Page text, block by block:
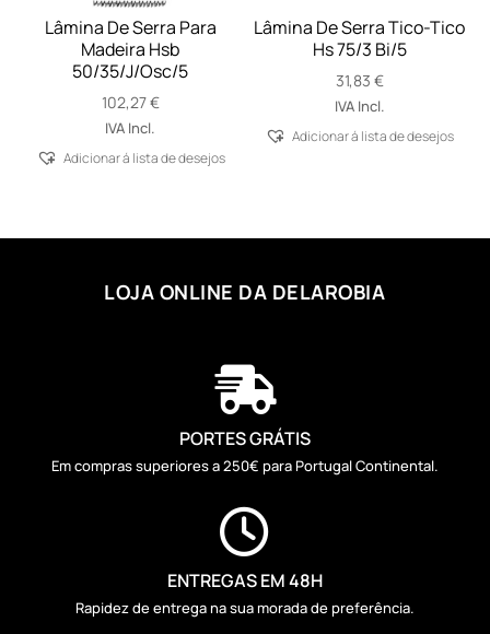
Lâmina De Serra Para
Madeira Hsb
50/35/J/Osc/5
102,27€
IVA Incl.
Adicionar á lista de desejos
Lâmina De Serra Tico-Tico
Hs 75/3 Bi/5
31,83 €
IVA Incl.
Adicionar á lista de desejos
LOJA ONLINE DA DELAROBIA

PORTES GRÁTIS
Em compras superiores a 250€ para Portugal Continental.

ENTREGAS EM 48H
Rapidez de entrega na sua morada de preferência.